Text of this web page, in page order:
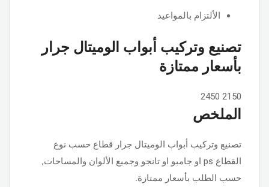
الألتزام بالمواعيد
تصنيع وتركيب أبواب الوميتال جرار
بأسعار ممتازة
2150
2450
الملخص
تصنيع وتركيب أبواب الوميتال جرار قطاع حسب نوع
القطاع ps او جامبو او تانجو وجميع الألوان والمساحات,
حسب الطلب بأسعار ممتازة.